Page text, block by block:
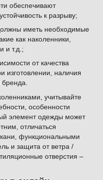
обеспечивают
к разрыву;
иметь необходимые
как наколенники,
и т.д.;
от качества
изготовлении, наличия
учитывайте
особенности
элемент одежды может
отличаться
функциональными
и защита от ветра /
отверстия –